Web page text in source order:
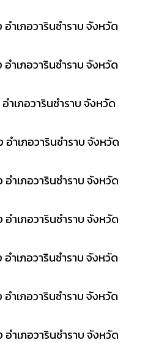
ำเภอวารินชำราบ จังหวัด
ำเภอวารินชำราบ จังหวัด
ำเภอวารินชำราบ จังหวัด
ำเภอวารินชำราบ จังหวัด
ำเภอวารินชำราบ จังหวัด
ำเภอวารินชำราบ จังหวัด
ำเภอวารินชำราบ จังหวัด
ำเภอวารินชำราบ จังหวัด
ำเภอวารินชำราบ จังหวัด